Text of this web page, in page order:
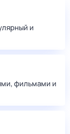
и
фильмами и